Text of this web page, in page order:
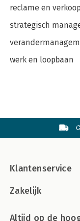
reclame en
strategisch
werk en loopbaan
Klantenservice
Zakelijk
Altijd op de